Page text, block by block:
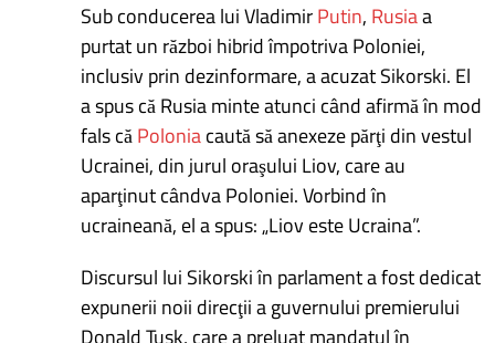
Sub conducerea lui VladimirPutin, Rusiaa
purtat un război hibrid împotriva Poloniei,
inclusiv prin dezinformare, a acuzat Sikorski. El
a spus că Rusia minte atunci când afirmă în mod
fals căPoloniacaută să anexeze părţi din vestul
Ucrainei, din jurul oraşului Liov, care au
aparţinut cândva Poloniei. Vorbind în
ucraineană, el a spus: „Liov este Ucraina”.
Discursul lui Sikorski în parlament a fost dedicat
expunerii noii direcţii a guvernului premierului